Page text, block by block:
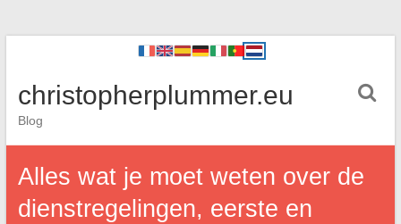
christopherplummer.eu
Blog
Alles wat je moet weten over de
dienstregelingen, eerste en